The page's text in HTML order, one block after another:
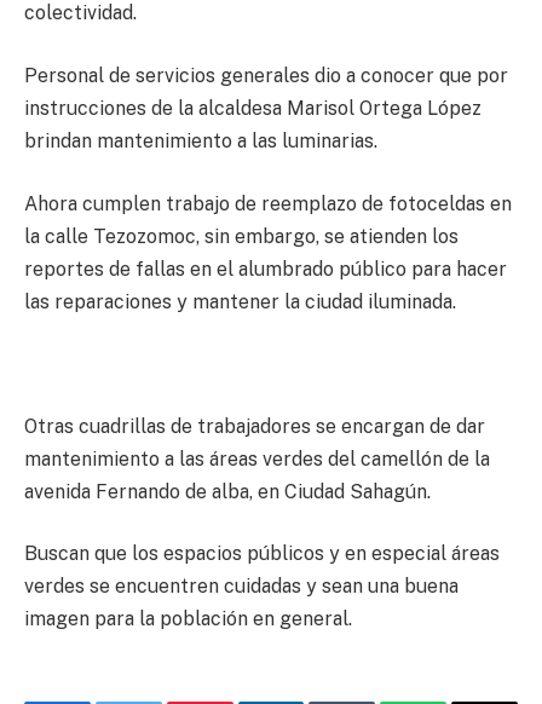
colectividad.
Personal de servicios generales dio a conocer que por
instrucciones de la alcaldesa Marisol Ortega López
brindan mantenimiento a las luminarias.
Ahora cumplen trabajo de reemplazo de fotoceldas en
la calle Tezozomoc, sin embargo, se atienden los
reportes de fallas en el alumbrado público para hacer
las reparaciones y mantener la ciudad iluminada.
Otras cuadrillas de trabajadores se encargan de dar
mantenimiento a las áreas verdes del camellón de la
avenida Fernando de alba, en Ciudad Sahagún.
Buscan que los espacios públicos y en especial áreas
verdes se encuentren cuidadas y sean una buena
imagen para la población en general.